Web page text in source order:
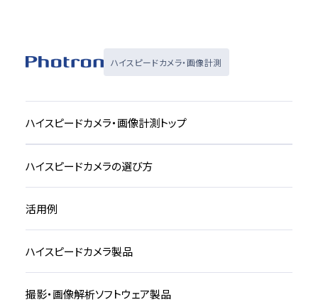
ハイスピードカメラ・画像計測
ハイスピードカメラ・画像計測トップ
ハイスピードカメラの選び方
活用例
ハイスピードカメラ製品
撮影・画像解析ソフトウェア製品